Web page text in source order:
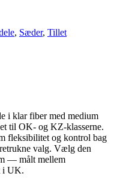
, Sæder, Tillet
i klar fiber med medium
til OK- og KZ-klasserne.
fleksibilitet og kontrol bag
valg. Vælg den
— målt mellem
i UK.